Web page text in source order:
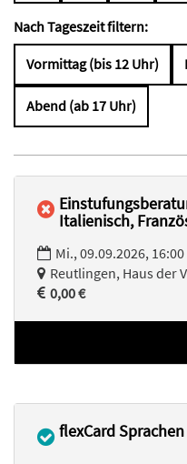
Nach Tageszeit filtern:
Vormittag (bis 12 Uhr)
Abend (ab 17 Uhr)
Italienisch,
Mi., 09.09.2026,
Reutlingen, Haus der
0,00 €
flexCard Sprachen